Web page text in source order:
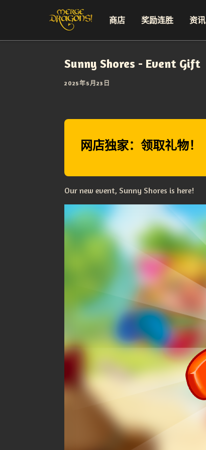
商店 奖励连胜 资讯
Sunny Shores - Event Gift
2025年5月23日
网店独家：领取礼物！
Our new event, Sunny Shores is here!